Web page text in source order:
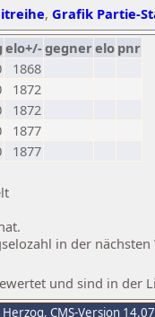
, Grafik Partie-
elo+/-gegnerelo pnr
1868
1872
1872
1877
1877
in der
und sind in der
, CMS-Version